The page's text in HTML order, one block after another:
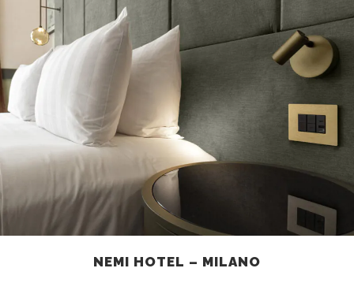
NEMI HOTEL – MILANO